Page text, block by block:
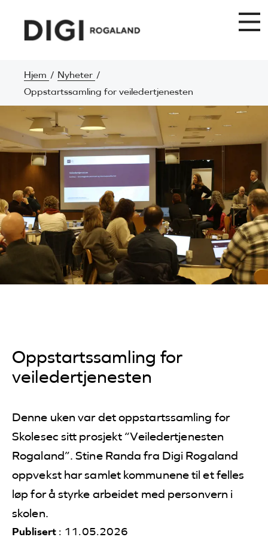
Hjem
Nyheter
Oppstartssamling for veiledertjenesten
Oppstartssamling for
veiledertjenesten
Denne uken var det oppstartssamling for
Skolesec sitt prosjekt “Veiledertjenesten
Rogaland”. Stine Randa fra Digi Rogaland
oppvekst har samlet kommunene til et felles
løp for å styrke arbeidet med personvern i
skolen.
Publisert: 11.05.2026